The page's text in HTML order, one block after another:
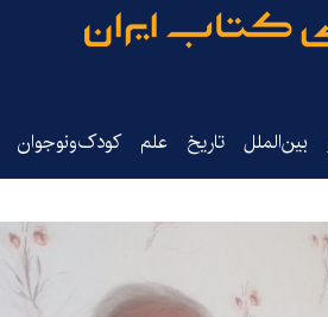
بین‌الملل تاریخ‌ علم کودک‌ونوجوان